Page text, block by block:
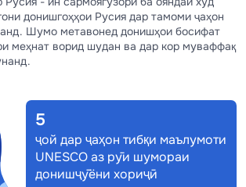
донишгоҳҳои Русия дар тамоми ҷаҳон
Шумо метавонед донишҳои босифат
меҳнат ворид шудан ва дар кор муваффақ
5
ҷой дар ҷаҳон тибқи маълумоти
UNESCO аз рӯи шумораи
донишҷӯёни хориҷӣ